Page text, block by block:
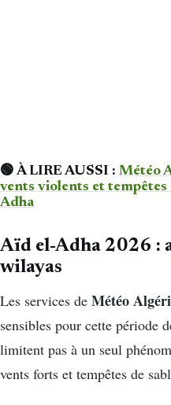
🟢 À LIRE AUSSI : Météo
vents violents et tempêtes
Adha
Aïd el-Adha 2026 :
wilayas
Les services de Météo
sensibles pour cette période
limitent pas à un seul
vents forts et tempêtes de